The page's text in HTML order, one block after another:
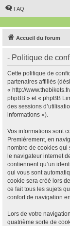
FAQ
Accueil du forum
- Politique de
Cette politique de
partenaires affiliés
« http://
phpBB » et « phpBB
des sessions
informations »).
Vos informations sont
Premièrement, en
nombre de cookies qui
le navigateur internet
contiennent qu’un
qui vous sont
cookie sera créé lors
ce fait tous les sujets
confort de navigation
Lors de votre
quatrième sorte de